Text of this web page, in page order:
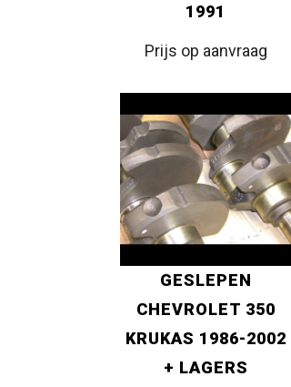
1991
Prijs op aanvraag
GESLEPEN
CHEVROLET 350
KRUKAS 1986-2002
+ LAGERS